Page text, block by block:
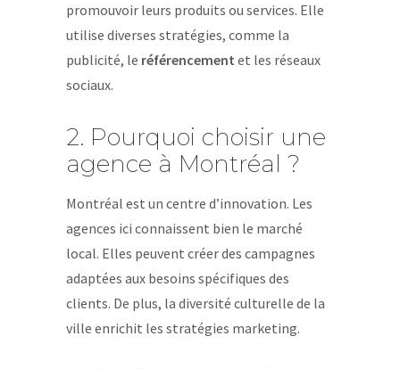
promouvoir leurs produits ou services. Elle
utilise diverses stratégies, comme la
publicité, le référencement et les réseaux
sociaux.
2. Pourquoi choisir une
agence à Montréal ?
Montréal est un centre d’innovation. Les
agences ici connaissent bien le marché
local. Elles peuvent créer des campagnes
adaptées aux besoins spécifiques des
clients. De plus, la diversité culturelle de la
ville enrichit les stratégies marketing.